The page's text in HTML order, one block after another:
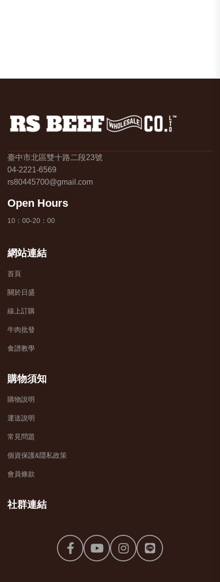
臺中市北區雙十路二段23號
04-2221-6569
rs80445700@gmail.com
Open Hours
10：00-20：00
網站連結
首頁
關於日盛
線上訂購
牛肉批發
食譜教學
購物須知
購物說明
運送說明
常見問題
個資保護&隱私政策
會員條款
社群連結